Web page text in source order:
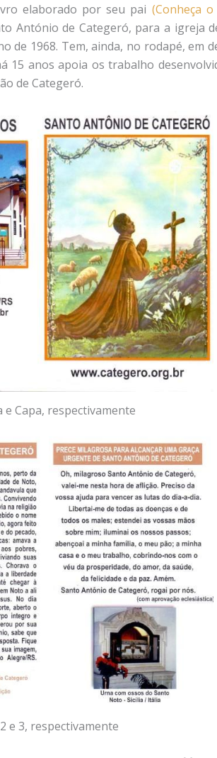
elaborado por seu pai (Conheça
António de Categeró, para a igreja
de 1968. Tem, ainda, no rodapé, em
15 anos apoia os trabalho
de Categeró.
e Capa, respectivamente
e 3, respectivamente